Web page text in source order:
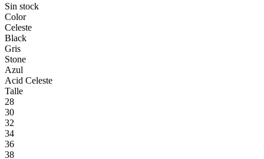
Sin stock
Color
Celeste
Black
Gris
Stone
Azul
Acid Celeste
Talle
28
30
32
34
36
38